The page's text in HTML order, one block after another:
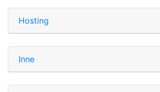
Hosting
Inne